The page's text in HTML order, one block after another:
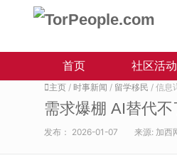
首页 社区活动
主页 / 时事新闻 / 留学移民 / 信息
需求爆棚 AI替代
发布： 2026-01-07 来源: 加西